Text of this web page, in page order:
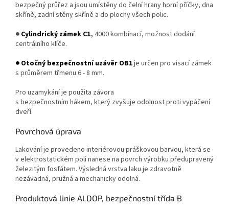
bezpečný průřez a jsou umístěny do čelní hrany horní příčky, dna
skříně, zadní stěny skříně a do plochy všech polic.
● Cylindrický zámek C1, 4000 kombinací, možnost dodání
centrálního klíče.
● Otočný bezpečnostní uzávěr OB1je určen pro visací zámek
s průměrem třmenu 6 - 8 mm.
Pro uzamykání je použita závora
s bezpečnostním hákem, který zvyšuje odolnost proti vypáčení
dveří.
Povrchová úprava
Lakování je provedeno interiérovou práškovou barvou, která se
v elektrostatickém poli nanese na povrch výrobku předupravený
železitým fosfátem. Výsledná vrstva laku je zdravotně
nezávadná, pružná a mechanicky odolná.
Produktová linie ALDOP, bezpečnostní třída B